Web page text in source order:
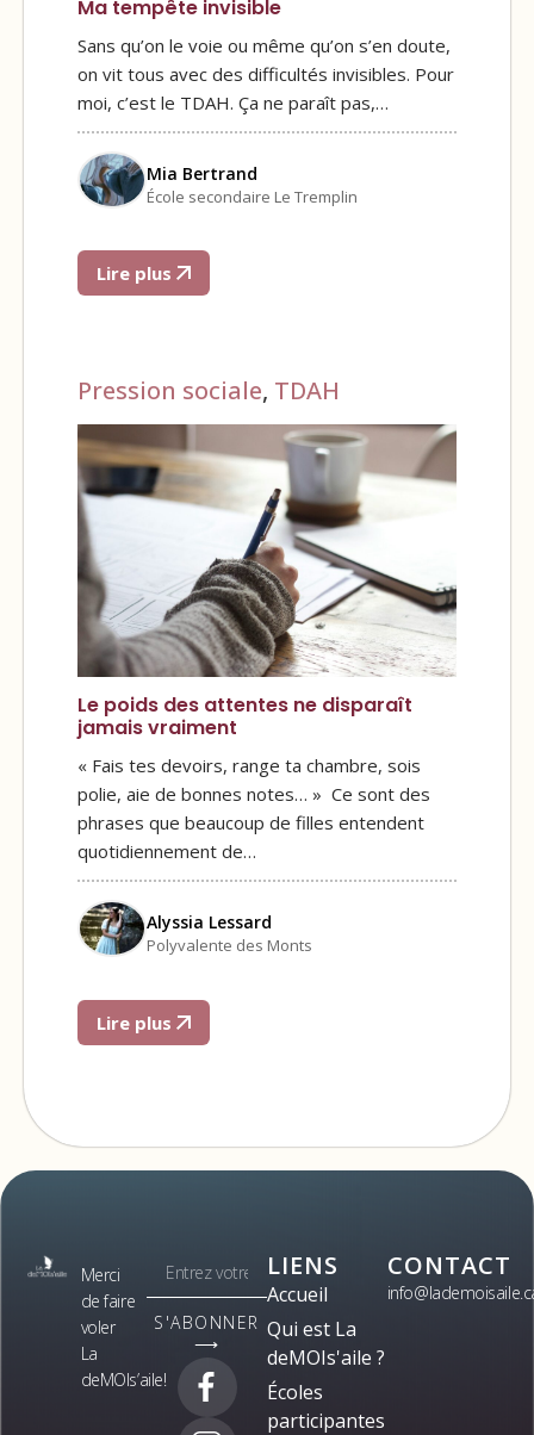
Ma tempête invisible
Sans qu’on le voie ou même qu’on s’en doute,
on vit tous avec des difficultés invisibles. Pour
moi, c’est le TDAH. Ça ne paraît pas,…
Mia Bertrand
École secondaire Le Tremplin
Lire plus
Pression sociale, TDAH
Le poids des attentes ne disparaît
jamais vraiment
« Fais tes devoirs, range ta chambre, sois
polie, aie de bonnes notes… » Ce sont des
phrases que beaucoup de filles entendent
quotidiennement de…
Alyssia Lessard
Polyvalente des Monts
Lire plus
Merci
de faire
voler
La
deMOIs’aile!
S'ABONNER
⟶
LIENS
Accueil
Qui est La
deMOIs'aile ?
Écoles
participantes
CONTACT